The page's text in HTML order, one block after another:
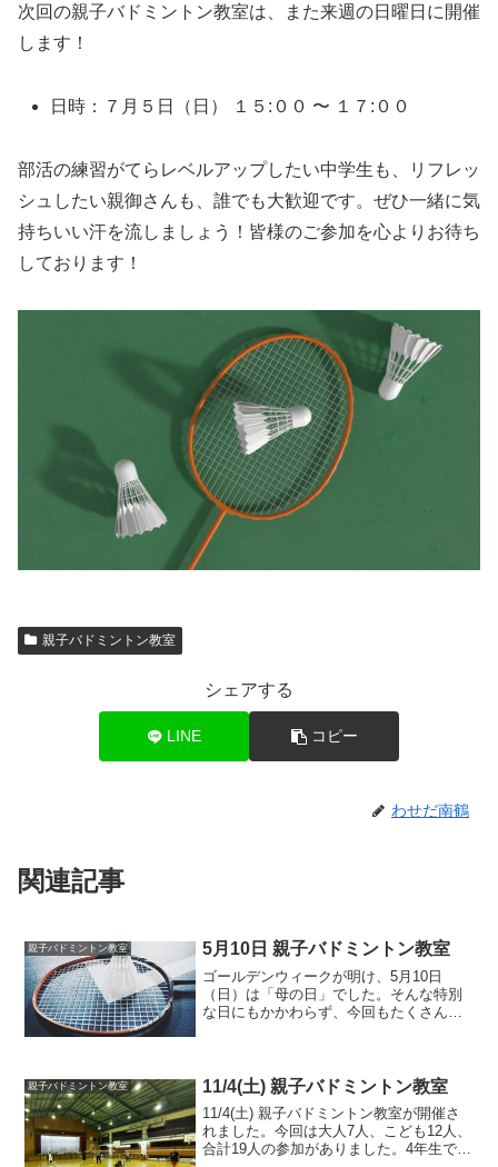
​次回の親子バドミントン教室は、また来週の日曜日に開催
します！​
日時：７月５日（日） １５:００ 〜 １７:００
部活の練習がてらレベルアップしたい中学生も、リフレッ
シュしたい親御さんも、誰でも大歓迎です。ぜひ一緒に気
持ちいい汗を流しましょう！皆様のご参加を心よりお待ち
しております！
親子バドミントン教室
シェアする
LINE コピー
わせだ南鶴
関連記事
親子バドミントン教室 5月10日 親子バドミントン教室
​ゴールデンウィークが明け、5月10日
（日）は「母の日」でした。そんな特別
な日にもかかわらず、今回もたくさんの
が集まってくれま...
親子バドミントン教室 11/4(土) 親子バドミントン教室
11/4(土) 親子バドミントン教室が開催さ
れました。今回は大人7人、こども12人、
合計19人の参加がありました。4年生で初